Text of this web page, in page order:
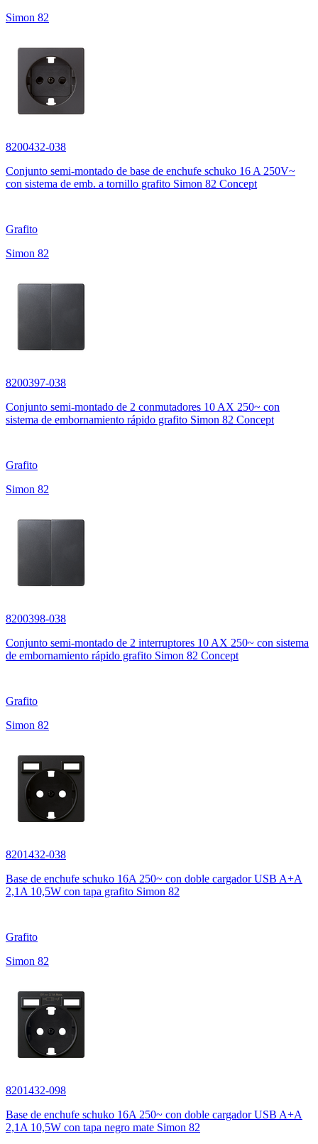
Simon 82
8200432-038
Conjunto semi-montado de base de enchufe schuko 16 A 250V~
con sistema de emb. a tornillo grafito Simon 82 Concept
Grafito
Simon 82
8200397-038
Conjunto semi-montado de 2 conmutadores 10 AX 250~ con
sistema de embornamiento rápido grafito Simon 82 Concept
Grafito
Simon 82
8200398-038
Conjunto semi-montado de 2 interruptores 10 AX 250~ con sistema
de embornamiento rápido grafito Simon 82 Concept
Grafito
Simon 82
8201432-038
Base de enchufe schuko 16A 250~ con doble cargador USB A+A
2,1A 10,5W con tapa grafito Simon 82
Grafito
Simon 82
8201432-098
Base de enchufe schuko 16A 250~ con doble cargador USB A+A
2,1A 10,5W con tapa negro mate Simon 82